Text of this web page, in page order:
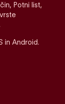
Potni list,
in Android.